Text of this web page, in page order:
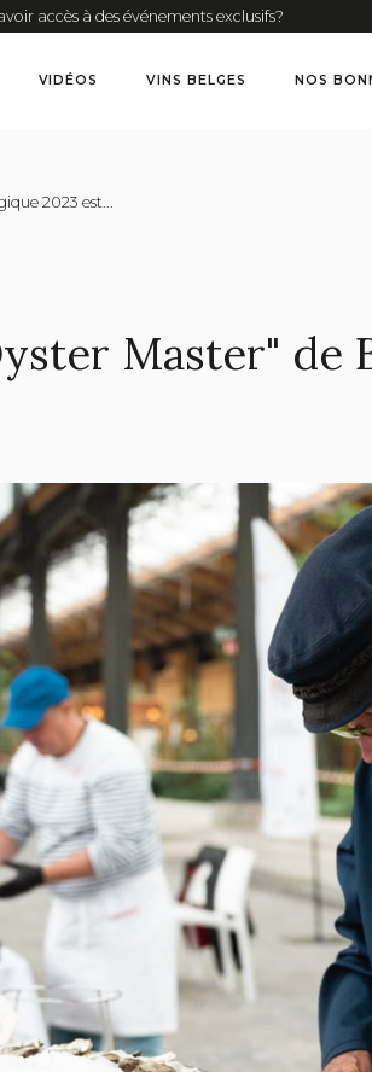
accès à des événements exclusifs?
VIDÉOS VINS BELGES NOS
2023 est...
Master" de